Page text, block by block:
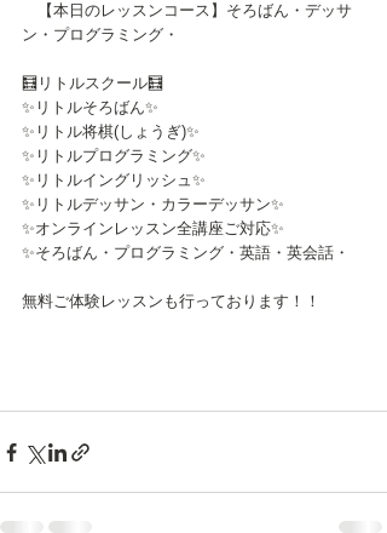
【本日のレッスンコース】そろばん・デッサ
ン・プログラミング・
🧮リトルスクール🧮
✨リトルそろばん✨
✨リトル将棋(しょうぎ)✨
✨リトルプログラミング✨
✨リトルイングリッシュ✨
✨リトルデッサン・カラーデッサン✨
✨オンラインレッスン全講座ご対応✨
✨そろばん・プログラミング・英語・英会話・
無料ご体験レッスンも行っております！！